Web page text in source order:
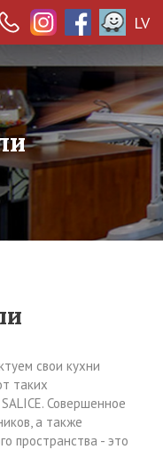
LV
свои кухни
таких
Совершенное
а также
пространства - это